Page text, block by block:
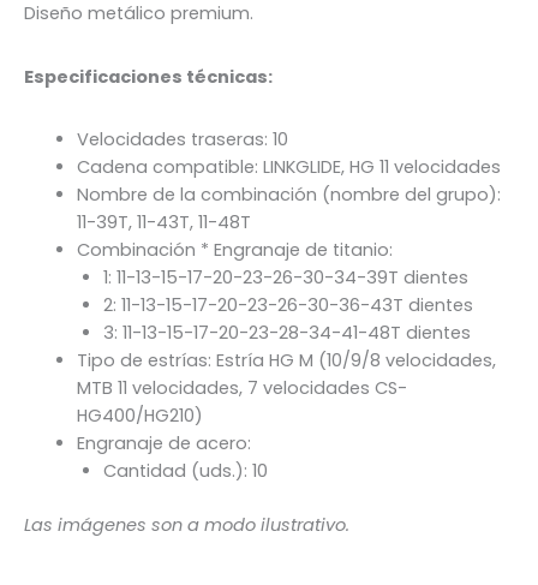
Diseño metálico premium.
Especificaciones técnicas:
Velocidades traseras: 10
Cadena compatible: LINKGLIDE, HG 11 velocidades
Nombre de la combinación (nombre del grupo):
11-39T, 11-43T, 11-48T
Combinación * Engranaje de titanio:
1: 11-13-15-17-20-23-26-30-34-39T dientes
2: 11-13-15-17-20-23-26-30-36-43T dientes
3: 11-13-15-17-20-23-28-34-41-48T dientes
Tipo de estrías: Estría HG M (10/9/8 velocidades,
MTB 11 velocidades, 7 velocidades CS-
HG400/HG210)
Engranaje de acero:
Cantidad (uds.): 10
Las imágenes son a modo ilustrativo.